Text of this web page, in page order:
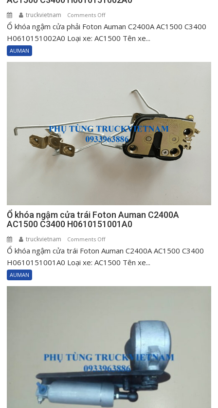
truckvietnam Comments Offon
Ổ
khóa
H0610151002A0
Ổ khóa ngậm cửa phải Foton Auman C2400A AC1500 C3400
H0610151002A0 Loại xe: AC1500 Tên xe...
AUMAN
Ổ khóa ngậm cửa trái Foton Auman C2400A
AC1500 C3400 H0610151001A0
truckvietnam Comments Offon
Ổ
khóa
H0610151001A0
Ổ khóa ngậm cửa trái Foton Auman C2400A AC1500 C3400
H0610151001A0 Loại xe: AC1500 Tên xe...
AUMAN